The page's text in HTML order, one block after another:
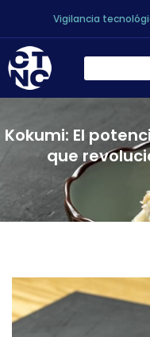
Vigilancia
Kokumi: El
que